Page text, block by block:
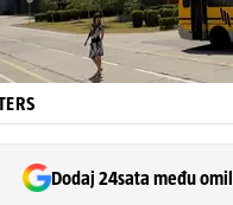
Dodaj 24sata među